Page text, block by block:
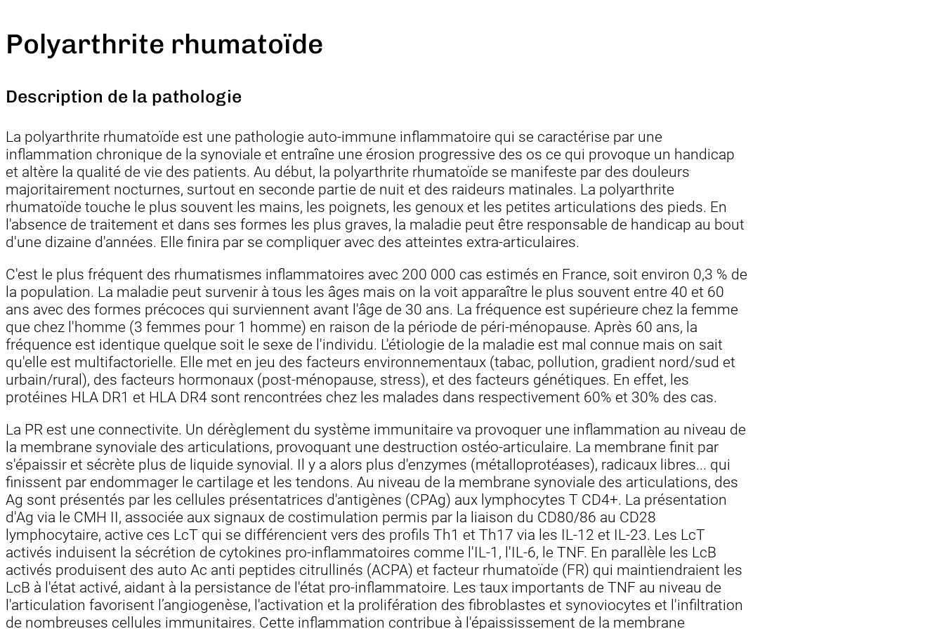
Polyarthrite rhumatoïde
Description de la pathologie
La polyarthrite rhumatoïde est une pathologie auto-immune inflammatoire qui se caractérise par une
inflammation chronique de la synoviale et entraîne une érosion progressive des os ce qui provoque un handicap
et altère la qualité de vie des patients. Au début, la polyarthrite rhumatoïde se manifeste par des douleurs
majoritairement nocturnes, surtout en seconde partie de nuit et des raideurs matinales. La polyarthrite
rhumatoïde touche le plus souvent les mains, les poignets, les genoux et les petites articulations des pieds. En
l'absence de traitement et dans ses formes les plus graves, la maladie peut être responsable de handicap au bout
d'une dizaine d'années. Elle finira par se compliquer avec des atteintes extra-articulaires.
C'est le plus fréquent des rhumatismes inflammatoires avec 200 000 cas estimés en France, soit environ 0,3 % de
la population. La maladie peut survenir à tous les âges mais on la voit apparaître le plus souvent entre 40 et 60
ans avec des formes précoces qui surviennent avant l'âge de 30 ans. La fréquence est supérieure chez la femme
que chez l'homme (3 femmes pour 1 homme) en raison de la période de péri-ménopause. Après 60 ans, la
fréquence est identique quelque soit le sexe de l'individu. L'étiologie de la maladie est mal connue mais on sait
qu'elle est multifactorielle. Elle met en jeu des facteurs environnementaux (tabac, pollution, gradient nord/sud et
urbain/rural), des facteurs hormonaux (post-ménopause, stress), et des facteurs génétiques. En effet, les
protéines HLA DR1 et HLA DR4 sont rencontrées chez les malades dans respectivement 60% et 30% des cas.
La PR est une connectivite. Un dérèglement du système immunitaire va provoquer une inflammation au niveau de
la membrane synoviale des articulations, provoquant une destruction ostéo-articulaire. La membrane finit par
s'épaissir et sécrète plus de liquide synovial. Il y a alors plus d'enzymes (métalloprotéases), radicaux libres... qui
finissent par endommager le cartilage et les tendons. Au niveau de la membrane synoviale des articulations, des
Ag sont présentés par les cellules présentatrices d'antigènes (CPAg) aux lymphocytes T CD4+. La présentation
d'Ag via le CMH II, associée aux signaux de costimulation permis par la liaison du CD80/86 au CD28
lymphocytaire, active ces LcT qui se différencient vers des profils Th1 et Th17 via les IL-12 et IL-23. Les LcT
activés induisent la sécrétion de cytokines pro-inflammatoires comme l'IL-1, l'IL-6, le TNF. En parallèle les LcB
activés produisent des auto Ac anti peptides citrullinés (ACPA) et facteur rhumatoïde (FR) qui maintiendraient les
LcB à l'état activé, aidant à la persistance de l'état pro-inflammatoire. Les taux importants de TNF au niveau de
l'articulation favorisent l’angiogenèse, l'activation et la prolifération des fibroblastes et synoviocytes et l'infiltration
de nombreuses cellules immunitaires. Cette inflammation contribue à l'épaississement de la membrane